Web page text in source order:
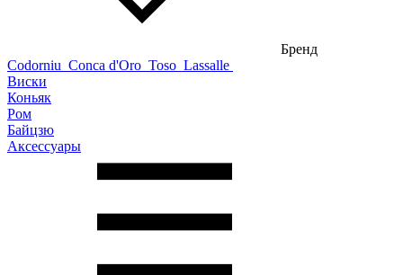
Бренд
Codorniu Conca d'Oro Toso Lassalle
Виски
Коньяк
Ром
Байцзю
Аксессуары